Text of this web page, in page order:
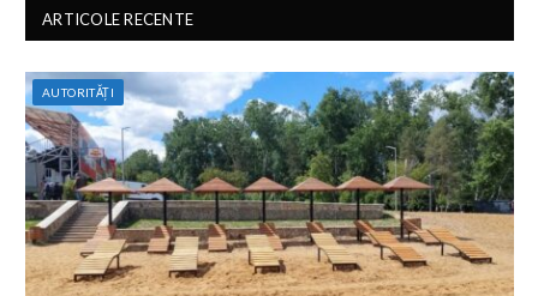
ARTICOLE RECENTE
AUTORITĂȚI